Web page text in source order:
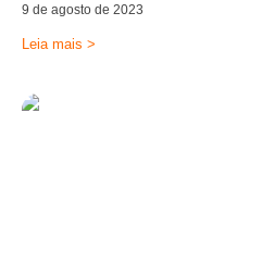
9 de agosto de 2023
Leia mais >